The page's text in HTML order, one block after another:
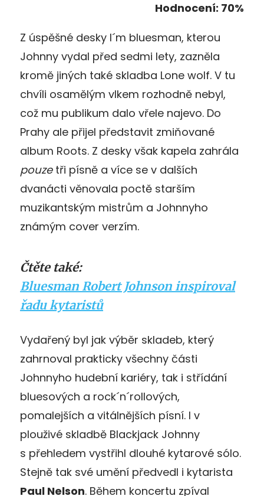
Hodnocení: 70%
Z úspěšné desky I´m bluesman, kterou
Johnny vydal před sedmi lety, zazněla
kromě jiných také skladba Lone wolf. V tu
chvíli osamělým vlkem rozhodně nebyl,
což mu publikum dalo vřele najevo. Do
Prahy ale přijel představit zmiňované
album Roots. Z desky však kapela zahrála
pouze tři písně a více se v dalších
dvanácti věnovala poctě starším
muzikantským mistrům a Johnnyho
známým cover verzím.
Čtěte také:
Bluesman Robert Johnson inspiroval
řadu kytaristů
Vydařený byl jak výběr skladeb, který
zahrnoval prakticky všechny části
Johnnyho hudební kariéry, tak i střídání
bluesových a rock´n´rollových,
pomalejších a vitálnějších písní. I v
plouživé skladbě Blackjack Johnny
s přehledem vystřihl dlouhé kytarové sólo.
Stejně tak své umění předvedl i kytarista
Paul Nelson. Během koncertu zpíval